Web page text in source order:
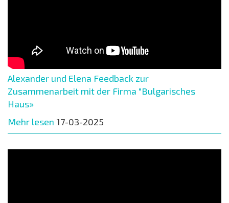
Alexander und Elena Feedback zur
Zusammenarbeit mit der Firma "Bulgarisches
Haus»
Mehr lesen 17-03-2025